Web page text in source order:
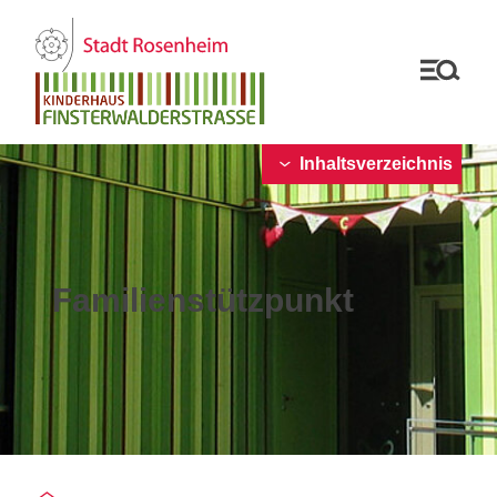
Familienstützpunkt
Sie befinden sich auf der Seite "Familienstützpunkt"
Inhaltsverzeichnis